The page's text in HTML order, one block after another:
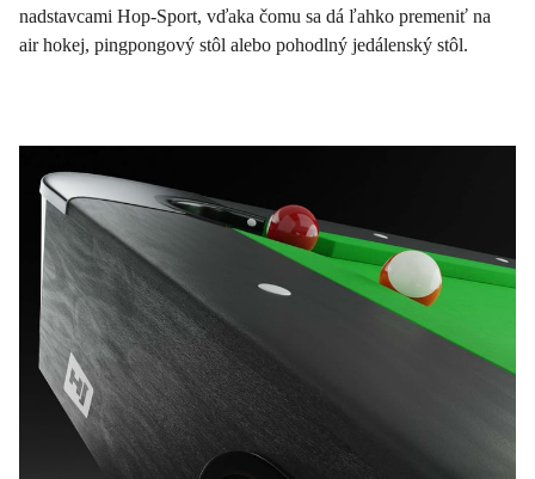
nadstavcami Hop-Sport, vďaka čomu sa dá ľahko premeniť na
air hokej, pingpongový stôl alebo pohodlný jedálenský stôl.